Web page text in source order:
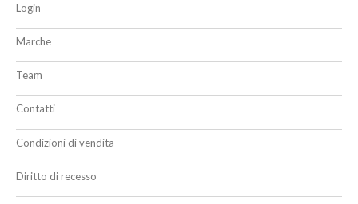
Login
Marche
Team
Contatti
Condizioni di vendita
Diritto di recesso